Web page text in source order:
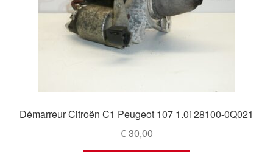
Démarreur Citroën C1 Peugeot 107 1.0i 28100-0Q021
€30,00